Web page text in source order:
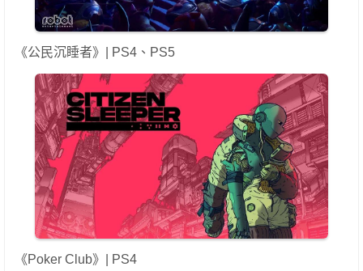
《公民沉睡者》| PS4、PS5
《Poker Club》| PS4